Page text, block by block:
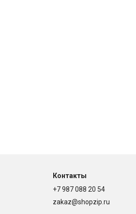
Контакты
+7 987 088 20 54
zakaz@shopzip.ru